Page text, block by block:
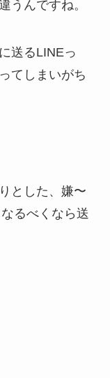
うんですね。
送るLINEっ
てしまいがち
とした、嫌〜
るべくなら送